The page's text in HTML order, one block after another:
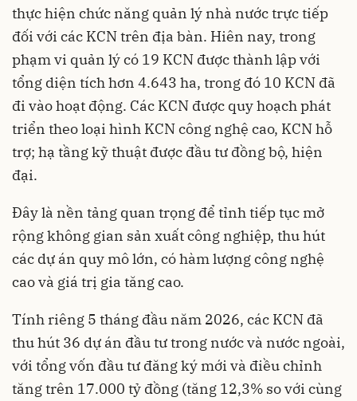
thực hiện chức năng quản lý nhà nước trực tiếp
đối với các KCN trên địa bàn. Hiên nay, trong
phạm vi quản lý có 19 KCN được thành lập với
tổng diện tích hơn 4.643 ha, trong đó 10 KCN đã
đi vào hoạt động. Các KCN được quy hoạch phát
triển theo loại hình KCN công nghệ cao, KCN hỗ
trợ; hạ tầng kỹ thuật được đầu tư đồng bộ, hiện
đại.
Đây là nền tảng quan trọng để tỉnh tiếp tục mở
rộng không gian sản xuất công nghiệp, thu hút
các dự án quy mô lớn, có hàm lượng công nghệ
cao và giá trị gia tăng cao.
Tính riêng 5 tháng đầu năm 2026, các KCN đã
thu hút 36 dự án đầu tư trong nước và nước ngoài,
với tổng vốn đầu tư đăng ký mới và điều chỉnh
tăng trên 17.000 tỷ đồng (tăng 12,3% so với cùng